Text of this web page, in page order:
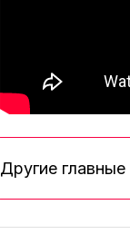
Другие